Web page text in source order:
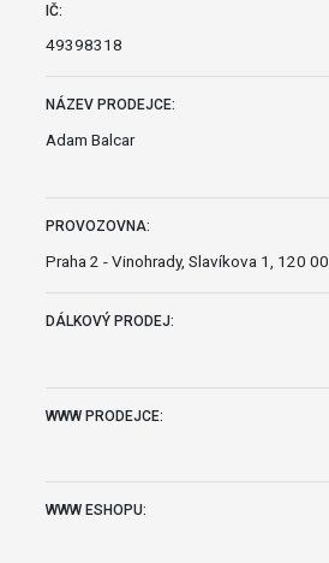
IČ:
49398318
NÁZEV PRODEJCE:
Adam Balcar
PROVOZOVNA:
Praha 2 - Vinohrady, Slavíkova 1, 120 00
DÁLKOVÝ PRODEJ:
WWW PRODEJCE:
WWW ESHOPU: